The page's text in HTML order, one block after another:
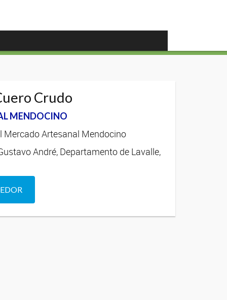
Crudo
MENDOCINO
Mercado Artesanal Mendocino
André, Departamento de Lavalle,